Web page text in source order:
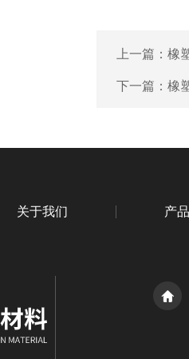
上一篇： 橡
下一篇： 橡
关于我们 产